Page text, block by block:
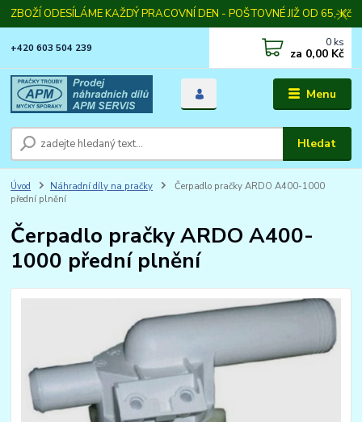
ZBOŽÍ ODESÍLÁME KAŽDÝ PRACOVNÍ DEN - POŠTOVNÉ JIŽ OD 65,-Kč
Menu
Hledat
+420 603 504 239 0 ks
za 0,00 Kč
Úvod Náhradní díly na pračky
Čerpadlo pračky ARDO A400-1000
přední plnění
Čerpadlo pračky ARDO A400-
1000 přední plnění